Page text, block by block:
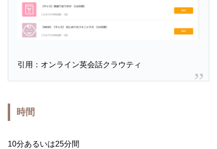
引用：オンライン英会話クラウティ
時間
10分あるいは25分間